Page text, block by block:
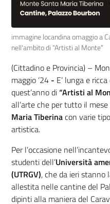
immagine locandina omaggio a
nell'ambito di “Artisti al Monte”
(Cittadino e Provincia) –
maggio ‘24 - E’ lunga e
quest’anno di“Artisti al
all’arte che per tutto il
Maria Tiberinacon varie
artistica.
Per l’occasione
studenti dell’Università
(UTRGV), che da ieri stanno
allestita nelle cantine del
dipinti alla maniera del